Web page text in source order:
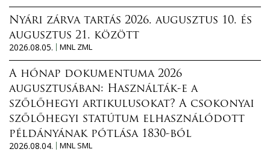
Nyári zárva tartás 2026. augusztus 10. és
augusztus 21. között
2026.08.05.
MNL ZML
A hónap dokumentuma 2026
augusztusában: Használták-e a
szőlőhegyi artikulusokat? A csokonyai
szőlőhegyi statútum elhasználódott
példányának pótlása 1830-ból
2026.08.04.
MNL SML